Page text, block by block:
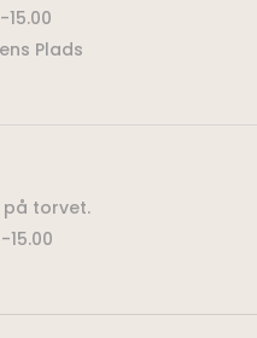
Plads
torvet.
15.00